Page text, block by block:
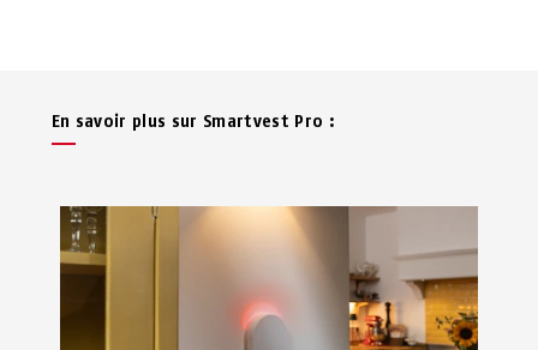
En savoir plus sur Smartvest Pro :